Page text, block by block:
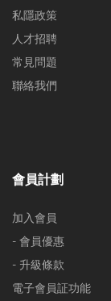
私隱政策
人才招聘
常見問題
聯絡我們
會員計劃
加入會員
- 會員優惠
- 升級條款
電子會員証功能